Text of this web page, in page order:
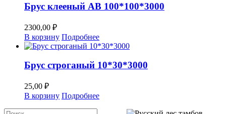
Брус клееный АВ 100*100*3000
2300,00 ₽
В корзину Подробнее
Брус строганый 10*30*3000
25,00 ₽
В корзину Подробнее